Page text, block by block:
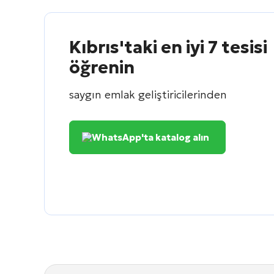
Kıbrıs'taki en iyi 7 tesisi
öğrenin
saygın emlak geliştiricilerinden
WhatsApp'ta katalog alın